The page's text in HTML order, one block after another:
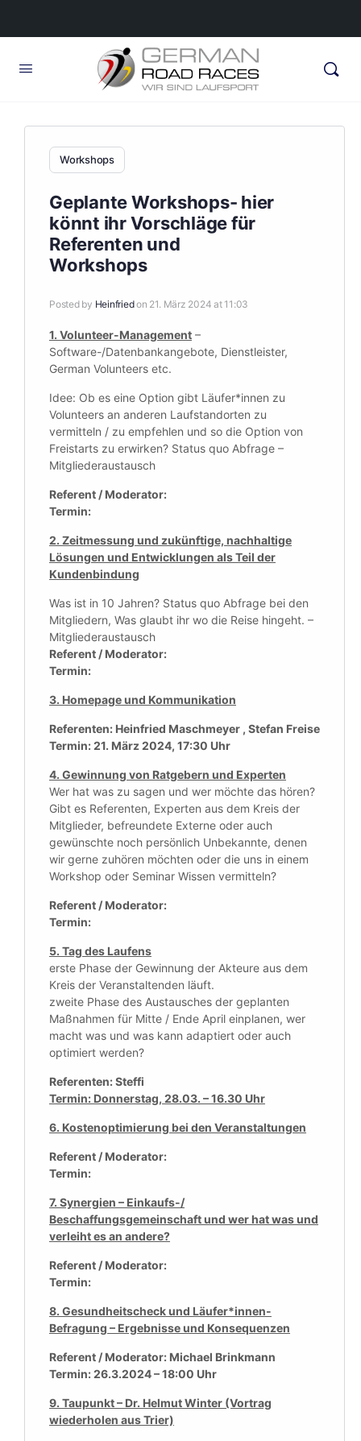
Workshops
Geplante Workshops- hier
könnt ihr Vorschläge für
Referenten und
Workshops
Posted by Heinfriedon 21. März 2024 at 11:03
1. Volunteer-Management –
Software-/Datenbankangebote, Dienstleister,
German Volunteers etc.
Idee: Ob es eine Option gibt Läufer*innen zu
Volunteers an anderen Laufstandorten zu
vermitteln / zu empfehlen und so die Option von
Freistarts zu erwirken? Status quo Abfrage –
Mitgliederaustausch
Referent / Moderator:
Termin:
2. Zeitmessung und zukünftige, nachhaltige
Lösungen und Entwicklungen als Teil der
Kundenbindung
Was ist in 10 Jahren? Status quo Abfrage bei den
Mitgliedern, Was glaubt ihr wo die Reise hingeht. –
Mitgliederaustausch
Referent / Moderator:
Termin:
3. Homepage und Kommunikation
Referenten: Heinfried Maschmeyer , Stefan Freise
Termin: 21. März 2024, 17:30 Uhr
4. Gewinnung von Ratgebern und Experten
Wer hat was zu sagen und wer möchte das hören?
Gibt es Referenten, Experten aus dem Kreis der
Mitglieder, befreundete Externe oder auch
gewünschte noch persönlich Unbekannte, denen
wir gerne zuhören möchten oder die uns in einem
Workshop oder Seminar Wissen vermitteln?
Referent / Moderator:
Termin:
5. Tag des Laufens
erste Phase der Gewinnung der Akteure aus dem
Kreis der Veranstaltenden läuft.
zweite Phase des Austausches der geplanten
Maßnahmen für Mitte / Ende April einplanen, wer
macht was und was kann adaptiert oder auch
optimiert werden?
Referenten: Steffi
Termin: Donnerstag, 28.03. – 16.30 Uhr
6. Kostenoptimierung bei den Veranstaltungen
Referent / Moderator:
Termin:
7. Synergien – Einkaufs-/
Beschaffungsgemeinschaft und wer hat was und
verleiht es an andere?
Referent / Moderator:
Termin:
8. Gesundheitscheck und Läufer*innen-
Befragung – Ergebnisse und Konsequenzen
Referent / Moderator: Michael Brinkmann
Termin: 26.3.2024 – 18:00 Uhr
9. Taupunkt – Dr. Helmut Winter (Vortrag
wiederholen aus Trier)